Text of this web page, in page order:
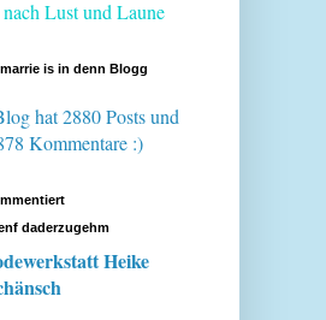
nach Lust und Laune
is in denn Blogg
hat 2880 Postsund
Kommentare :)
daderzugehm
Heike